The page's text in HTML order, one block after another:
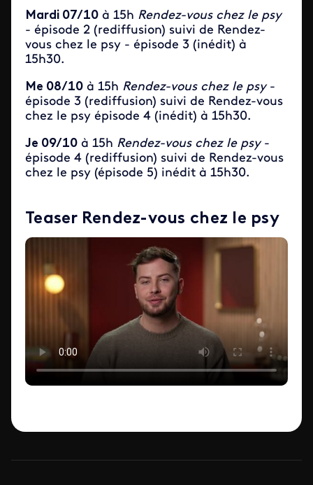
Mardi 07/10 à 15h Rendez-vous chez le psy
- épisode 2 (rediffusion) suivi de Rendez-
vous chez le psy - épisode 3 (inédit) à
15h30.
Me 08/10 à 15h Rendez-vous chez le psy-
épisode 3 (rediffusion) suivi de Rendez-vous
chez le psy épisode 4 (inédit) à 15h30.
Je 09/10 à 15h Rendez-vous chez le psy-
épisode 4 (rediffusion) suivi de Rendez-vous
chez le psy (épisode 5) inédit à 15h30.
Teaser Rendez-vous chez le psy
ID de la video FTV Preview